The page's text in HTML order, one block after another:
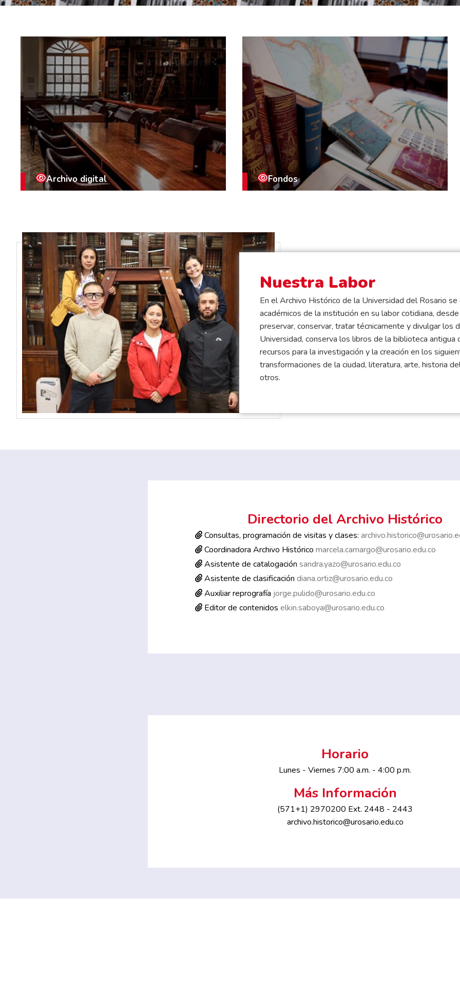
Archivo digital Fondos
Nuestra Labor
En el Archivo Histórico de la Universidad del Rosario
académicos de la institución en su labor cotidiana,
preservar, conservar, tratar técnicamente y divulgar los
Universidad, conserva los libros de la biblioteca
recursos para la investigación y la creación en los
transformaciones de la ciudad, literatura, arte, historia
otros.
Directorio del Archivo Histórico
Consultas, programación de visitas y clases:
Coordinadora Archivo Histórico marcela.camargo@urosario.edu.co
Asistente de catalogación sandra.yazo@urosario.edu.co
Asistente de clasificación diana.ortiz@urosario.edu.co
Auxiliar reprografía jorge.pulido@urosario.edu.co
Editor de contenidos elkin.saboya@urosario.edu.co
Horario
Lunes - Viernes 7:00 a.m. - 4:00 p.m.
Más Información
(571+1) 2970200 Ext. 2448 - 2443
archivo.historico@urosario.edu.co